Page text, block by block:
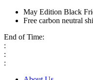
May Edition Black
Free carbon neutral
End of Time:
:
:
: